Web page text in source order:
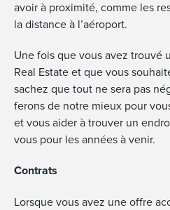
avoir à proximité, comme les
la distance à l’aéroport.
Une fois que vous avez trouvé
Real Estate et que vous
sachez que tout ne sera pas
ferons de notre mieux pour
et vous aider à trouver un
vous pour les années à venir.
Contrats
Lorsque vous avez une offre